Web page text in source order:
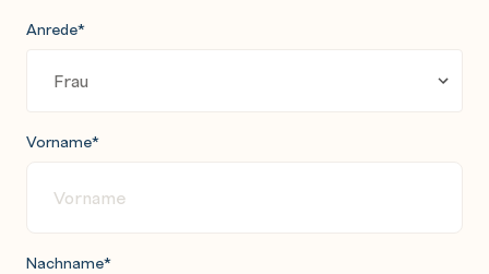
Anrede*
Vorname*
Nachname*